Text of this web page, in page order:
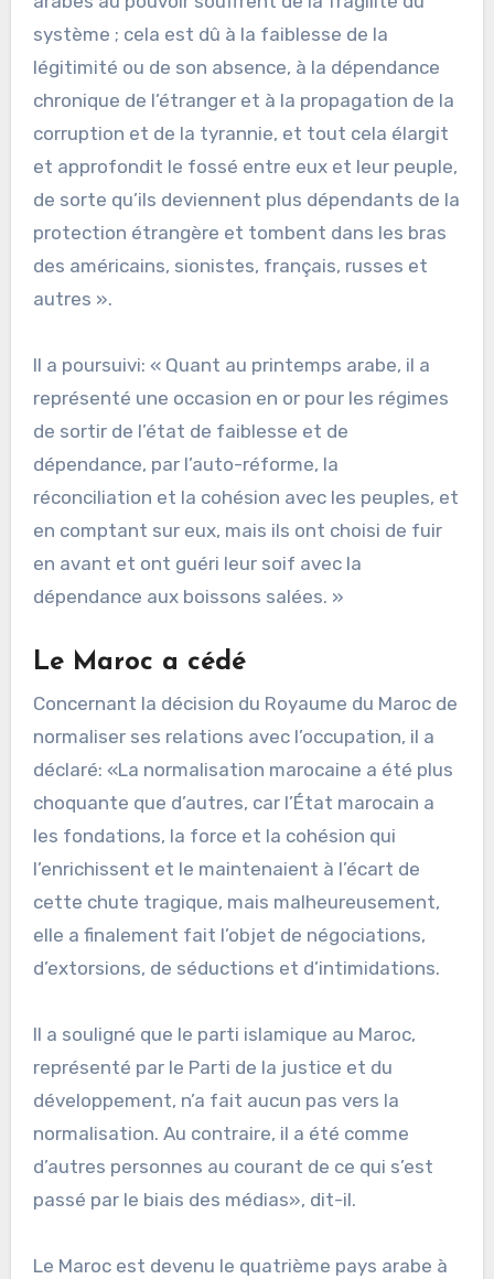
système ; cela est dû à la faiblesse de la
légitimité ou de son absence, à la dépendance
chronique de l’étranger et à la propagation de la
corruption et de la tyrannie, et tout cela élargit
et approfondit le fossé entre eux et leur peuple,
de sorte qu’ils deviennent plus dépendants de la
protection étrangère et tombent dans les bras
des américains, sionistes, français, russes et
autres ».
Il a poursuivi: « Quant au printemps arabe, il a
représenté une occasion en or pour les régimes
de sortir de l’état de faiblesse et de
dépendance, par l’auto-réforme, la
réconciliation et la cohésion avec les peuples, et
en comptant sur eux, mais ils ont choisi de fuir
en avant et ont guéri leur soif avec la
dépendance aux boissons salées. »
Le Maroc a cédé
Concernant la décision du Royaume du Maroc de
normaliser ses relations avec l’occupation, il a
déclaré: «La normalisation marocaine a été plus
choquante que d’autres, car l’État marocain a
les fondations, la force et la cohésion qui
l’enrichissent et le maintenaient à l’écart de
cette chute tragique, mais malheureusement,
elle a finalement fait l’objet de négociations,
d’extorsions, de séductions et d’intimidations.
Il a souligné que le parti islamique au Maroc,
représenté par le Parti de la justice et du
développement, n’a fait aucun pas vers la
normalisation. Au contraire, il a été comme
d’autres personnes au courant de ce qui s’est
passé par le biais des médias», dit-il.
Le Maroc est devenu le quatrième pays arabe à